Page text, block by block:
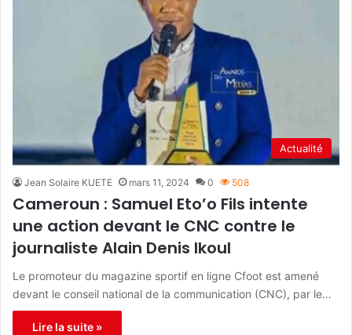
Actualité
Jean Solaire KUETE mars 11, 2024 0 508
Cameroun : Samuel Eto’o Fils intente
une action devant le CNC contre le
journaliste Alain Denis Ikoul
Le promoteur du magazine sportif en ligne Cfoot est amené
devant le conseil national de la communication (CNC), par le…
Lire la suite »